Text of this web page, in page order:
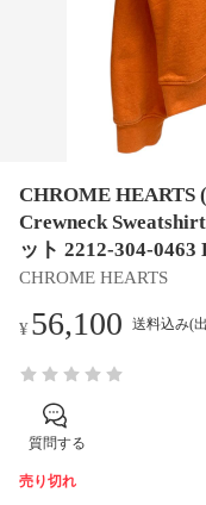
CHROME HEARTS
Crewneck
ット 2212-304-
CHROME HEARTS
¥56,100 送料込み(
質問する
売り切れ